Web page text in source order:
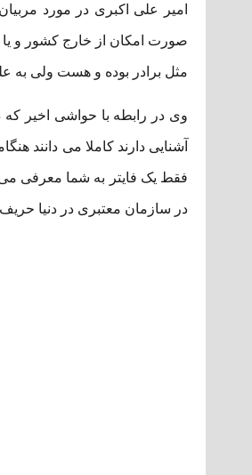
امیر علی اکبری در مورد
صورت امکان از خارج کشور و یا
مثل برادر بوده و هست ولی به
وی در رابطه با حواشی اخیر
فقط یک فایتر به شما معرفی می
در سازمان معتبری در دنیا